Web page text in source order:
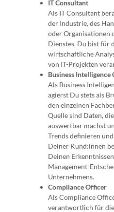
IT Consultant
Als IT Consultant
der Industrie, des
oder Organisationen
Dienstes. Du bist für
wirtschaftliche
von IT-Projekten
Business Intelligence
Als Business
agierst Du stets als
den einzelnen
Quelle sind Daten,
auswertbar machst
Trends definieren
Deiner Kund:innen
Deinen
Management-
Unternehmens.
Compliance Officer
Als Compliance
verantwortlich für